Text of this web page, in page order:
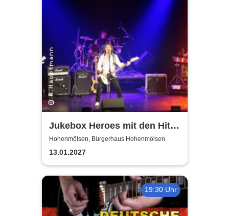
Jukebox Heroes mit den Hits
von Sweet, Slade u.v.a. - 2027
Hohenmölsen, Bürgerhaus Hohenmölsen
13.01.2027
19:30 Uhr